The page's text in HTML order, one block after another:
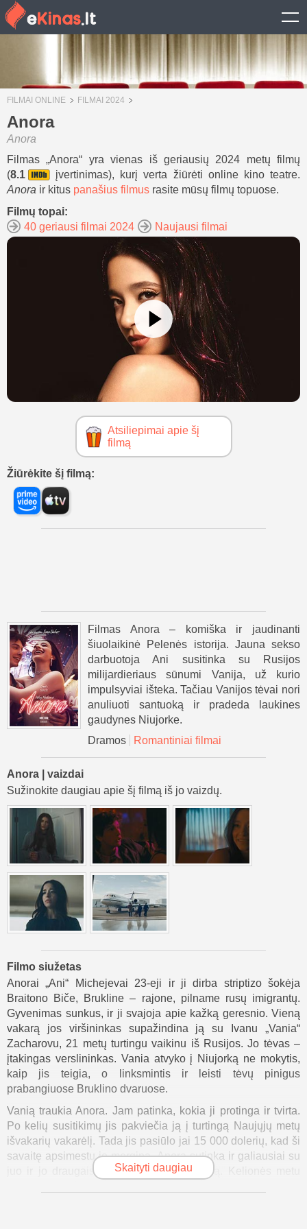
FILMAI ONLINE FILMAI 2024
Anora
Anora
Filmas „Anora“ yra vienas iš geriausių 2024 metų filmų
(8.1
įvertinimas), kurį verta žiūrėti online kino teatre.
Anora ir kitus panašius filmus rasite mūsų filmų topuose.
Filmų topai:
40 geriausi filmai 2024
Naujausi filmai
Atsiliepimai apie šį
filmą
Žiūrėkite šį filmą:
Filmas Anora – komiška ir jaudinanti
šiuolaikinė Pelenės istorija. Jauna sekso
darbuotoja Ani susitinka su Rusijos
milijardieriaus sūnumi Vanija, už kurio
impulsyviai išteka. Tačiau Vanijos tėvai nori
anuliuoti santuoką ir pradeda laukines
gaudynes Niujorke.
Dramos
Romantiniai filmai
Anora | vaizdai
Sužinokite daugiau apie šį filmą iš jo vaizdų.
Filmo siužetas
Anorai „Ani“ Michejevai 23-eji ir ji dirba striptizo šokėja
Braitono Biče, Brukline – rajone, pilname rusų imigrantų.
Gyvenimas sunkus, ir ji svajoja apie kažką geresnio. Vieną
vakarą jos viršininkas supažindina ją su Ivanu „Vania“
Zacharovu, 21 metų turtingu vaikinu iš Rusijos. Jo tėvas –
įtakingas verslininkas. Vania atvyko į Niujorką ne mokytis,
kaip jis teigia, o linksmintis ir leisti tėvų pinigus
prabangiuose Bruklino dvaruose.
Vanią traukia Anora. Jam patinka, kokia ji protinga ir tvirta.
Po kelių susitikimų jis pakviečia ją į turtingą Naujųjų metų
išvakarių vakarėlį. Tada jis pasiūlo jai 15 000 dolerių, kad ši
savaitę apsimestų jo mergina. Anora sutinka ir galiausiai su
juo ir jo draugais išskrenda į Las Vegasą. Kelionės metu
Skaityti daugiau